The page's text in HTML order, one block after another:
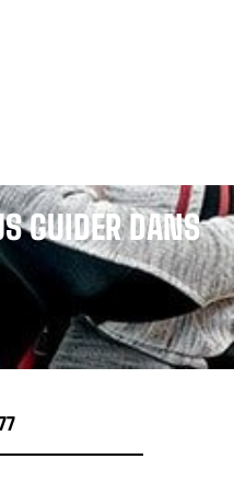
GUIDER DANS